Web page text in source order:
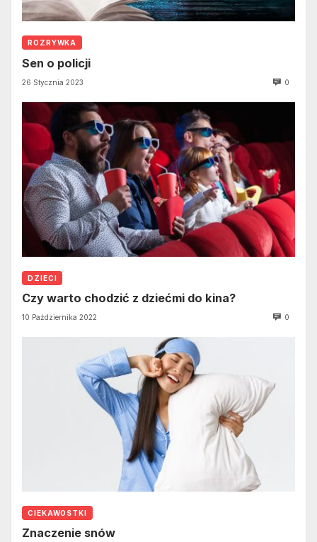
ROZRYWKA
Sen o policji
26 Stycznia 2023 0
DZIECI
Czy warto chodzić z dziećmi do kina?
10 Października 2022 0
CIEKAWOSTKI
Znaczenie snów